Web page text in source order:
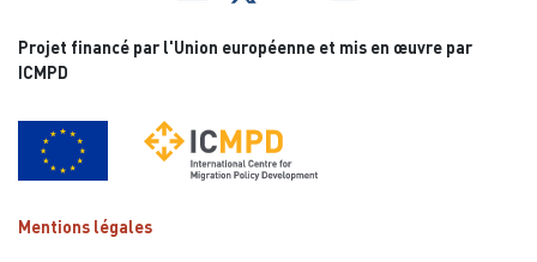
Projet financé par l'Union européenne et mis en œuvre par
ICMPD
Mentions légales